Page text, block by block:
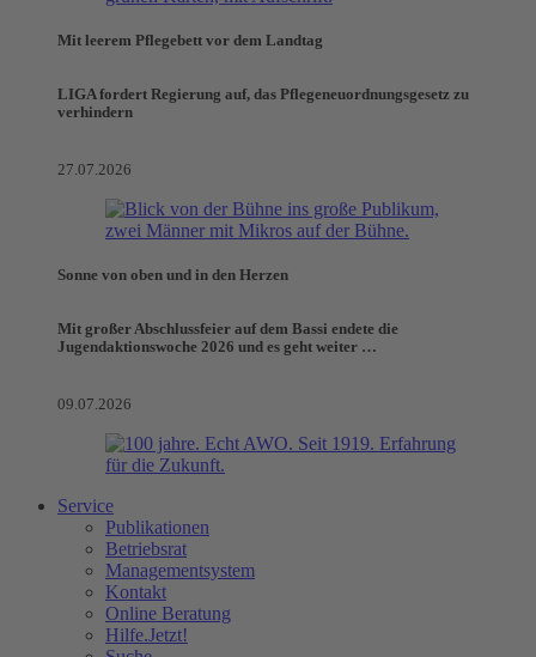
Mit leerem Pflegebett vor dem Landtag
LIGA fordert Regierung auf, das Pflegeneuordnungsgesetz zu
verhindern
27.07.2026
Sonne von oben und in den Herzen
Mit großer Abschlussfeier auf dem Bassi endete die
Jugendaktionswoche 2026 und es geht weiter …
09.07.2026
Service
Publikationen
Betriebsrat
Managementsystem
Kontakt
Online Beratung
Hilfe.Jetzt!